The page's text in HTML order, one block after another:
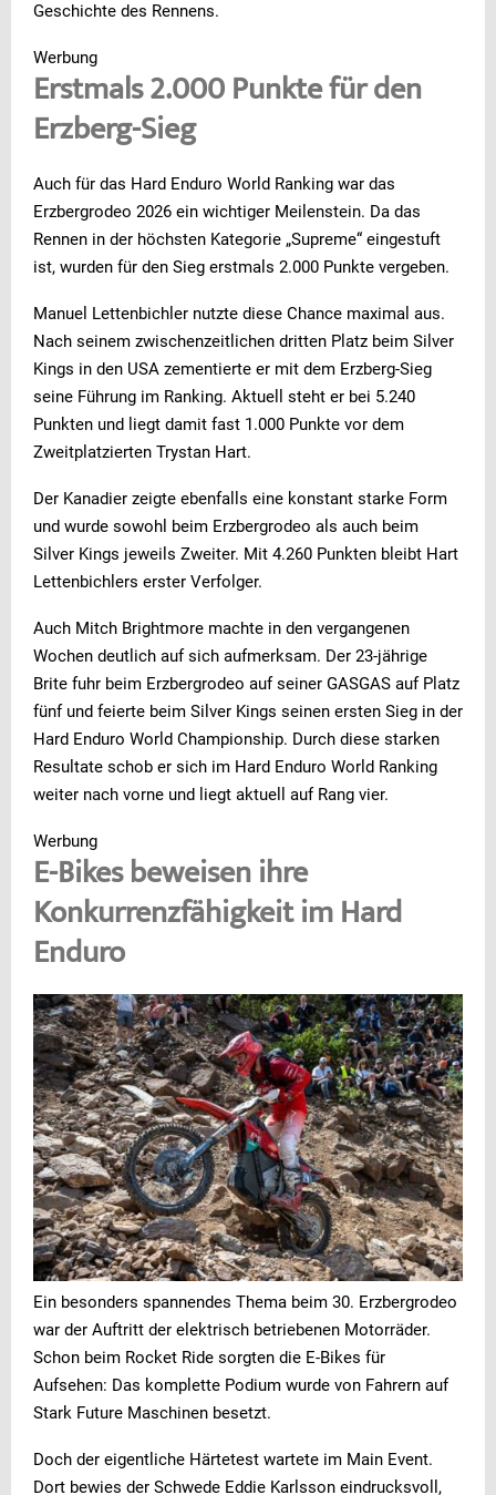
Geschichte des Rennens.
Werbung
Erstmals 2.000 Punkte für den
Erzberg-Sieg
Auch für das Hard Enduro World Ranking war das
Erzbergrodeo 2026 ein wichtiger Meilenstein. Da das
Rennen in der höchsten Kategorie „Supreme“ eingestuft
ist, wurden für den Sieg erstmals 2.000 Punkte vergeben.
Manuel Lettenbichler nutzte diese Chance maximal aus.
Nach seinem zwischenzeitlichen dritten Platz beim Silver
Kings in den USA zementierte er mit dem Erzberg-Sieg
seine Führung im Ranking. Aktuell steht er bei 5.240
Punkten und liegt damit fast 1.000 Punkte vor dem
Zweitplatzierten Trystan Hart.
Der Kanadier zeigte ebenfalls eine konstant starke Form
und wurde sowohl beim Erzbergrodeo als auch beim
Silver Kings jeweils Zweiter. Mit 4.260 Punkten bleibt Hart
Lettenbichlers erster Verfolger.
Auch Mitch Brightmore machte in den vergangenen
Wochen deutlich auf sich aufmerksam. Der 23-jährige
Brite fuhr beim Erzbergrodeo auf seiner GASGAS auf Platz
fünf und feierte beim Silver Kings seinen ersten Sieg in der
Hard Enduro World Championship. Durch diese starken
Resultate schob er sich im Hard Enduro World Ranking
weiter nach vorne und liegt aktuell auf Rang vier.
Werbung
E-Bikes beweisen ihre
Konkurrenzfähigkeit im Hard
Enduro
Ein besonders spannendes Thema beim 30. Erzbergrodeo
war der Auftritt der elektrisch betriebenen Motorräder.
Schon beim Rocket Ride sorgten die E-Bikes für
Aufsehen: Das komplette Podium wurde von Fahrern auf
Stark Future Maschinen besetzt.
Doch der eigentliche Härtetest wartete im Main Event.
Dort bewies der Schwede Eddie Karlsson eindrucksvoll,